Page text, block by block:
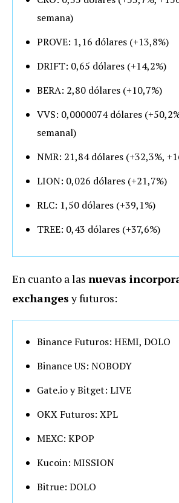
semana)
PROVE: 1,16 dólares (+13,8%)
DRIFT: 0,65 dólares (+14,2%)
BERA: 2,80 dólares (+10,7%)
VVS: 0,0000074 dólares
semanal)
NMR: 21,84 dólares (+32,3%,
LION: 0,026 dólares (+21,7%)
RLC: 1,50 dólares (+39,1%)
TREE: 0,43 dólares (+37,6%)
En cuanto a las nuevas
exchangesy futuros:
Binance Futuros: HEMI, DOLO
Binance US: NOBODY
Gate.io y Bitget: LIVE
OKX Futuros: XPL
MEXC: KPOP
Kucoin: MISSION
Bitrue: DOLO